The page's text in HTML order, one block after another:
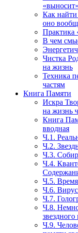
Как найти
оно
Практика
В чем
Чистка
на жизнь
Техника
частям
Книга Памяти
Искра
на жизнь
Книга
вводная
Ч.1.
Ч.2.
Ч.3.
Ч.4.
Ч.5.
Ч.6.
Ч.7.
Ч.8.
Ч.9.